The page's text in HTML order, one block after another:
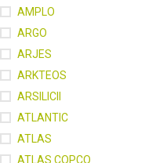
AMPLO
ARGO
ARJES
ARKTEOS
ARSILICII
ATLANTIC
ATLAS
ATLAS COPCO